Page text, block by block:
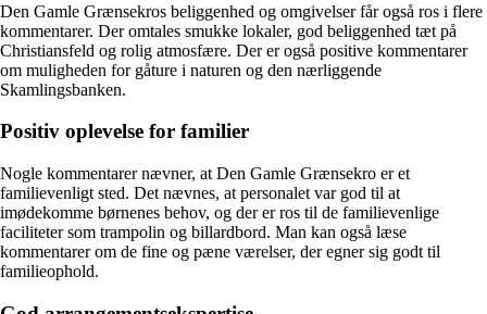
Den Gamle Grænsekros beliggenhed og omgivelser får også ros i flere
kommentarer. Der omtales smukke lokaler, god beliggenhed tæt på
Christiansfeld og rolig atmosfære. Der er også positive kommentarer
om muligheden for gåture i naturen og den nærliggende
Skamlingsbanken.
Positiv oplevelse for familier
Nogle kommentarer nævner, at Den Gamle Grænsekro er et
familievenligt sted. Det nævnes, at personalet var god til at
imødekomme børnenes behov, og der er ros til de familievenlige
faciliteter som trampolin og billardbord. Man kan også læse
kommentarer om de fine og pæne værelser, der egner sig godt til
familieophold.